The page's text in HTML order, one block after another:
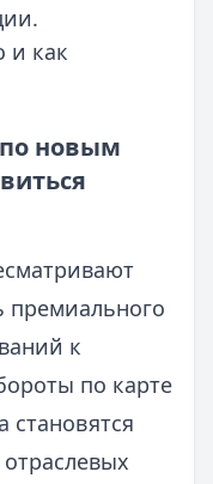
и как
новым
премиального
к
по карте
становятся